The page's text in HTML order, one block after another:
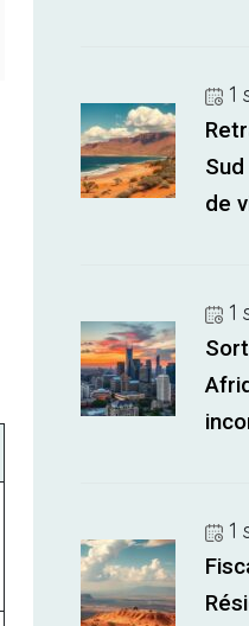
1
de
1
1